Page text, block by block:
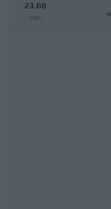
23.08
/NIE/